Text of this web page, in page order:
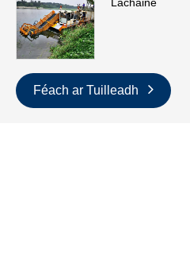
Lachaine
Féach ar Tuilleadh